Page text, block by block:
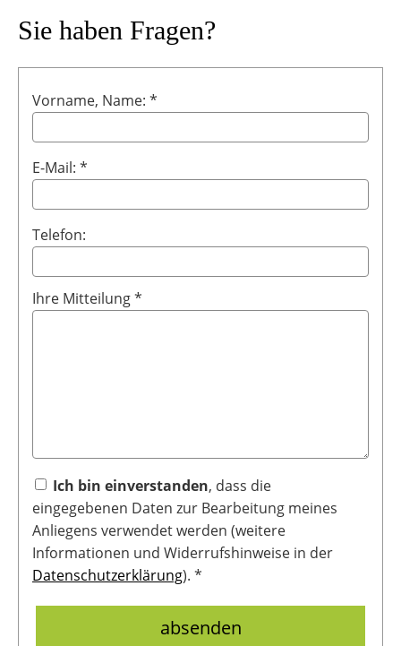
Sie haben Fragen?
Vorname, Name: *
E-Mail: *
Telefon:
Ihre Mitteilung *
Ich bin einverstanden, dass die
eingegebenen Daten zur Bearbeitung meines
Anliegens verwendet werden (weitere
Informationen und Widerrufshinweise in der
Datenschutzerklärung). *
absenden